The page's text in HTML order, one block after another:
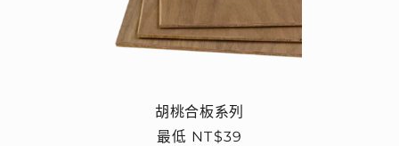
胡桃合板系列
定
最低 NT$39